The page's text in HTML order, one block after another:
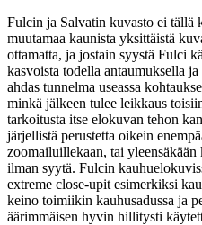
Fulcin ja Salvatin kuvasto ei tällä
muutamaa kaunista yksittäistä
ottamatta, ja jostain syystä Fulci
kasvoista todella antaumuksella
ahdas tunnelma useassa
minkä jälkeen tulee leikkaus
tarkoitusta itse elokuvan tehon
järjellistä perustetta oikein
zoomailuillekaan, tai
ilman syytä. Fulcin
extreme close-upit esimerkiksi
keino toimiikin kauhusadussa ja
äärimmäisen hyvin hillitysti